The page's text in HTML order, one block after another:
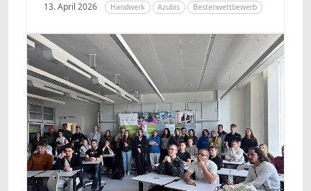
13. April 2026 Handwerk Azubis Bestenwettbewerb